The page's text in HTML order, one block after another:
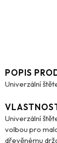
POPIS
Univerzální
Univerzální
volbou pro
dřevěnému